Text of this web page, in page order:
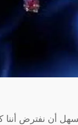
أن نفترض أننا